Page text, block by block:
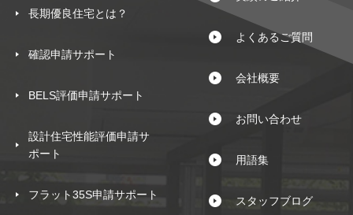
長期優良住宅とは？
確認申請サポート
BELS評価申請サポート
設計住宅性能評価申請サ
ポート
フラット35S申請サポート
よくあるご質問
会社概要
お問い合わせ
用語集
スタッフブログ